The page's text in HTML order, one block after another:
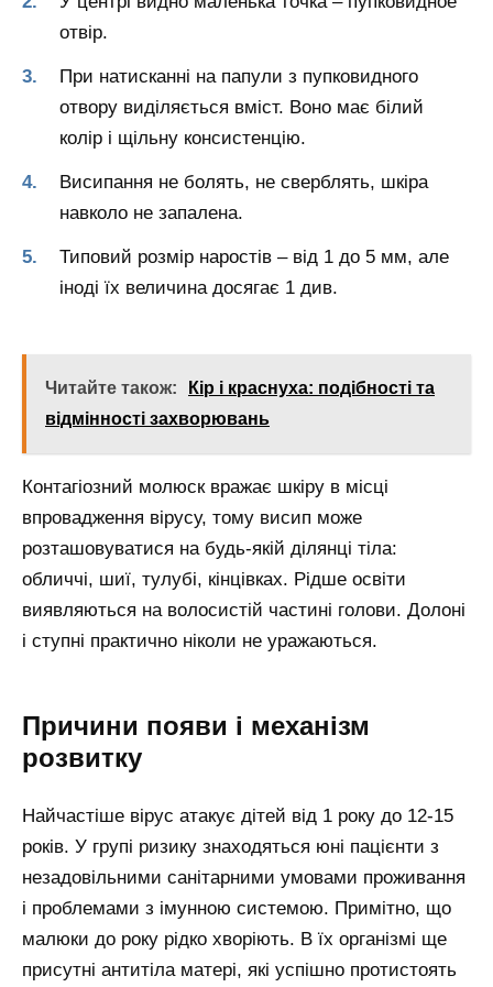
отвір.
При натисканні на папули з пупковидного
отвору виділяється вміст. Воно має білий
колір і щільну консистенцію.
Висипання не болять, не сверблять, шкіра
навколо не запалена.
Типовий розмір наростів – від 1 до 5 мм, але
іноді їх величина досягає 1 див.
Читайте також:
Кір і краснуха: подібності та
відмінності захворювань
Контагіозний молюск вражає шкіру в місці
впровадження вірусу, тому висип може
розташовуватися на будь-якій ділянці тіла:
обличчі, шиї, тулубі, кінцівках. Рідше освіти
виявляються на волосистій частині голови. Долоні
і ступні практично ніколи не уражаються.
Причини появи і механізм
розвитку
Найчастіше вірус атакує дітей від 1 року до 12-15
років. У групі ризику знаходяться юні пацієнти з
незадовільними санітарними умовами проживання
і проблемами з імунною системою. Примітно, що
малюки до року рідко хворіють. В їх організмі ще
присутні антитіла матері, які успішно протистоять